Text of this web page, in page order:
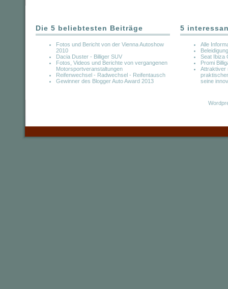
Die 5 beliebtesten Beiträge
Fotos und Bericht von der Vienna Autoshow
2010
Dacia Duster - Billiger SUV
Fotos, Videos und Berichte von vergangenen
Motorsportveranstaltungen
Reifenwechsel - Radwechsel - Reifentausch
Gewinner des Blogger Auto Award 2013
5
Alle
Seat Ibiza
Promi
Attraktiver
seine